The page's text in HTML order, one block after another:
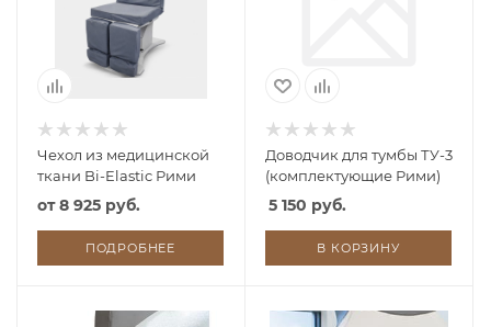
Чехол из медицинской
ткани Bi-Elastic Рими
от8 925 руб.
ПОДРОБНЕЕ
Доводчик для тумбы ТУ-3
(комплектующие Рими)
5 150 руб.
В КОРЗИНУ